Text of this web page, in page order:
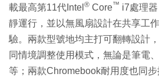
載最高第11代Intel ® Core™ i7處理
靜運行，並以無風扇設計在共享工
驗。兩款型號地均主打可翻轉設計
同情境調整使用模式，無論是筆電
等；兩款Chromebook耐用度也同